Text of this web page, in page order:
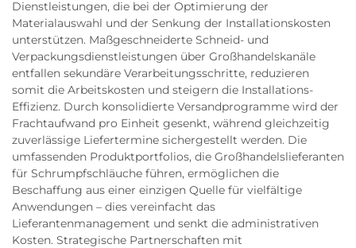
Dienstleistungen, die bei der Optimierung der
Materialauswahl und der Senkung der Installationskosten
unterstützen. Maßgeschneiderte Schneid- und
Verpackungsdienstleistungen über Großhandelskanäle
entfallen sekundäre Verarbeitungsschritte, reduzieren
somit die Arbeitskosten und steigern die Installations-
Effizienz. Durch konsolidierte Versandprogramme wird der
Frachtaufwand pro Einheit gesenkt, während gleichzeitig
zuverlässige Liefertermine sichergestellt werden. Die
umfassenden Produktportfolios, die Großhandelslieferanten
für Schrumpfschläuche führen, ermöglichen die
Beschaffung aus einer einzigen Quelle für vielfältige
Anwendungen – dies vereinfacht das
Lieferantenmanagement und senkt die administrativen
Kosten. Strategische Partnerschaften mit